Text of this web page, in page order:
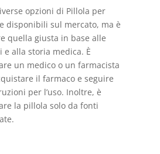
opzioni di Pillola per
disponibili sul mercato, ma è
quella giusta in base alle
alla storia medica. È
un medico o un farmacista
il farmaco e seguire
per l’uso. Inoltre, è
la pillola solo da fonti